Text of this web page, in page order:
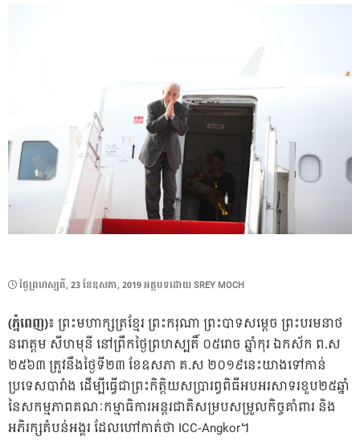
POSTED
ថ្ងៃ​ព្រហស្បតិ៍, 23 ខែ​ឧសភា, 2019អត្ថបទដោយSREY MOCH
(ភ្នំពេញ)៖ព្រះមហាក្សត្រខ្មែរ ព្រះករុណា ព្រះបាទសម្តេច ព្រះបរមនាថ
នរោត្តម សីហមុនី នៅព្រឹកថ្ងៃព្រហស្បតិ៍ ០៥រោច ឆ្នាំកុរ ឯកស័ក ព.ស
២៥៦៣ ត្រូវនឹងថ្ងៃទី២៣ ខែឧសភា គ.ស ២០១៩នេះយាងទៅកាន់
ប្រទេសបារាំង ដើម្បីធ្វើជាព្រះកិត្តិយសប្រារព្ធពិធីអបអរសាទរខួប២៥ឆ្នាំ
នៃសកម្មភាពគណៈកម្មាធិការអន្តរជាតិសម្របសម្រួលកិច្ចគាំពារ និង
អភិរក្សតំបន់អង្គរ ដែលហៅកាត់ថា ICC-Angkor។